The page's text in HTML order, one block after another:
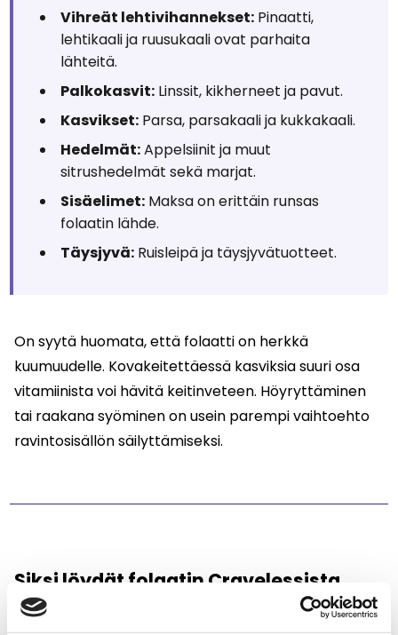
Vihreät lehtivihannekset: Pinaatti,
lehtikaali ja ruusukaali ovat parhaita
lähteitä.
Palkokasvit: Linssit, kikherneet ja pavut.
Kasvikset: Parsa, parsakaali ja kukkakaali.
Hedelmät:Appelsiinit ja muut
sitrushedelmät sekä marjat.
Sisäelimet: Maksa on erittäin runsas
folaatin lähde.
Täysjyvä: Ruisleipä ja täysjyvätuotteet.
On syytä huomata, että folaatti on herkkä
kuumuudelle. Kovakeitettäessä kasviksia suuri osa
vitamiinista voi hävitä keitinveteen. Höyryttäminen
tai raakana syöminen on usein parempi vaihtoehto
ravintosisällön säilyttämiseksi.
Siksi löydät folaatin Cravelessista